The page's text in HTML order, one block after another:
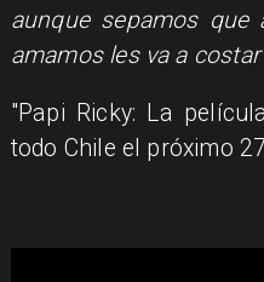
aunque sepamos
amamos les va a
"Papi Ricky: La
todo Chile el próximo